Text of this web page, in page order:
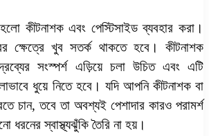
কীটনাশক এবং পেস্টিসাইড ব্যবহার করা।
ক্ষেত্রে খুব সতর্ক থাকতে হবে। কীটনাশক
সংস্পর্শ এড়িয়ে চলা উচিত এবং এটি
ধুয়ে নিতে হবে। যদি আপনি কীটনাশক বা
চান, তবে তা অবশ্যই পেশাদার কারও পরামর্শ
ধরনের স্বাস্থ্যঝুঁকি তৈরি না হয়।